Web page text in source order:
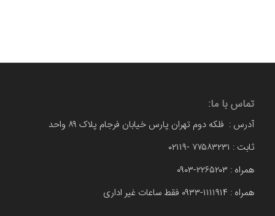
تماس با ما:
آدرس : فلکه دوم تهران پارس خیابان فرجام پلاک ۸۹ واحد
ثابت : ۷۷۵۸۳۲۳۱ -۰۲۱۱۹
همراه : ۲۲۶۵۲۰۳-۰۹۰۳
همراه : ۱۱۱۱۹۱۴-۰۹۳۳ فقط ساعات غیر اداری